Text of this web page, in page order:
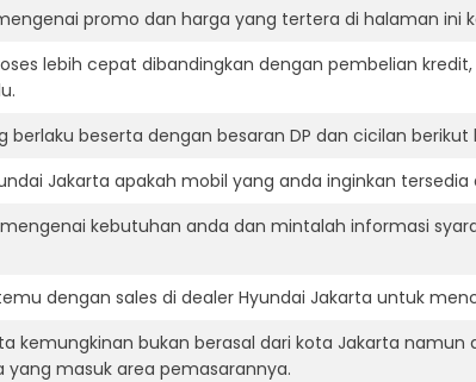
promo dan harga yang tertera di halaman
lebih cepat dibandingkan dengan pembelian
berlaku beserta dengan besaran DP dan cicilan
Jakarta apakah mobil yang anda inginkan
kebutuhan anda dan mintalah informasi
dengan sales di dealer Hyundai Jakarta untuk
kemungkinan bukan berasal dari kota Jakarta
masuk area pemasarannya.